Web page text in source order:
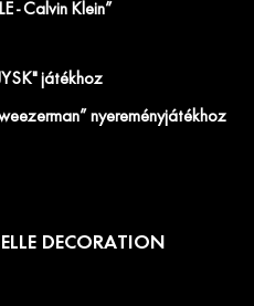
- Calvin Klein”
játékhoz
nyereményjátékhoz
DECORATION